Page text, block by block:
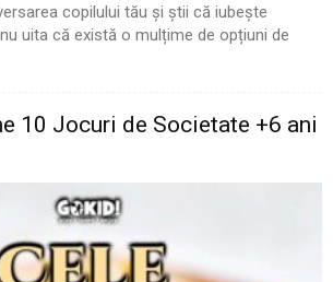
copilului tău și știi că iubește
uita că există o mulțime de opțiuni de
10 Jocuri de Societate +6 ani